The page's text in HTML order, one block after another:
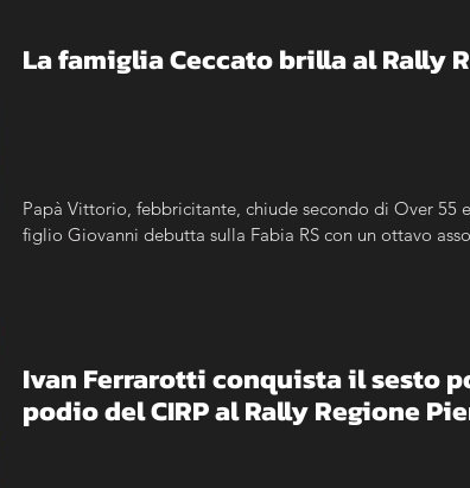
La famiglia Ceccato brilla al Rally
Papà Vittorio, febbricitante, chiude secondo di Over 55
figlio Giovanni debutta sulla Fabia RS con un ottavo
Ivan Ferrarotti conquista il sesto
podio del CIRP al Rally Regione